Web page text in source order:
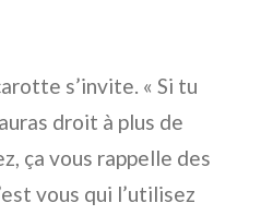
s’invite. « Si tu
droit à plus de
ça vous rappelle des
vous qui l’utilisez